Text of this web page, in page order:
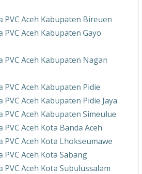
Aceh Kabupaten Bireuen
Aceh Kabupaten Gayo
Aceh Kabupaten Nagan
Aceh Kabupaten Pidie
Aceh Kabupaten Pidie Jaya
Aceh Kabupaten Simeulue
Aceh Kota Banda Aceh
Aceh Kota Lhokseumawe
Aceh Kota Sabang
Aceh Kota Subulussalam